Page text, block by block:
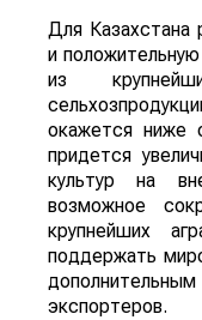
Для Казахстана
и
из
окажется ниже
придется
культур на
возможное
крупнейших
поддержать
экспортеров.